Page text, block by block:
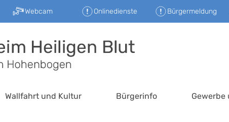
Webcam Onlinedienste Bürgermeldung
Wallfahrt und Kultur Bürgerinfo Gewerbe